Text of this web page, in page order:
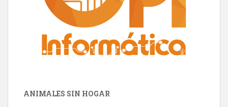
ANIMALES SIN HOGAR